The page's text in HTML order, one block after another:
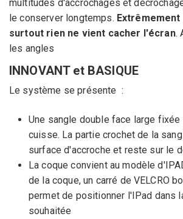
multitudes d'accrochages et
le conserver longtemps.
surtout rien ne vient cacher l'écran.
les angles
INNOVANT et BASIQUE
Le système se présente :
Une sangle double face large fixée
cuisse. La partie crochet de la
surface d'accroche et reste sur le
La coque convient au modèle
de la coque, un carré de VELCRO
permet de positionner l'IPad dans
souhaitée